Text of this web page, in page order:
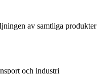
av samtliga produkter
och industri